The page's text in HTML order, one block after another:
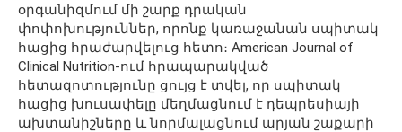
օրգանիզմում մի շարք դրական
փոփոխություններ, որոնք կառաջանան սպիտակ
հացից հրաժարվելուց հետո։ American Journal of
Clinical Nutrition-ում հրապարակված
հետազոտությունը ցույց է տվել, որ սպիտակ
հացից խուսափելը մեղմացնում է դեպրեսիայի
ախտանիշները և նորմալացնում արյան շաքարի